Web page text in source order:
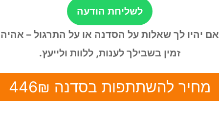
לשליחת הודעה
יהיו לך שאלות על הסדנה או על התרגול – אהיה
זמין בשבילך לענות, ללוות ולייעץ.
להשתתפות בסדנה 446₪